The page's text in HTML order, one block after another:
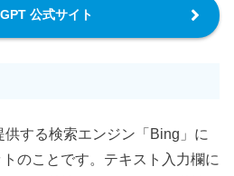
公式サイト
供する検索エンジン「Bing」に
のことです。テキスト入力欄に